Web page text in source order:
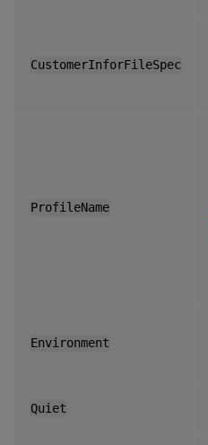
CustomerInforFileSpec
ProfileName
Environment
Quiet